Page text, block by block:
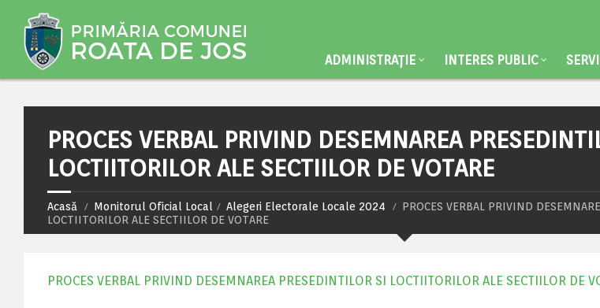
ADMINISTRAȚIE INTERES PUBLIC
PROCES VERBAL PRIVIND DESEMNAREA
LOCTIITORILOR ALE SECTIILOR DE VOTARE
Acasă Monitorul Oficial Local Alegeri Electorale Locale 2024
PROCES VERBAL PRIVIND
LOCTIITORILOR ALE SECTIILOR DE VOTARE
PROCES VERBAL PRIVIND DESEMNAREA PRESEDINTILOR SI LOCTIITORILOR ALE SECTIILOR DE